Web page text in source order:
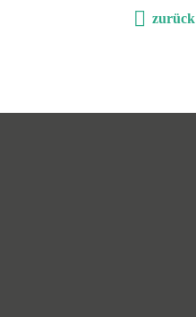
zurück